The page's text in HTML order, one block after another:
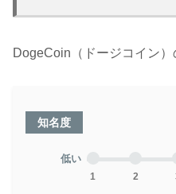
DogeCoin（ドージコイン）
知名度
低い
1 2